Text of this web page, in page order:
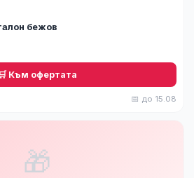
Дамски спортен панталон бежов
🛒 Към офертата
📅 до 15.08
🎁